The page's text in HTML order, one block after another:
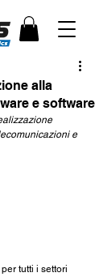
alla
e software
e
tutti i settori